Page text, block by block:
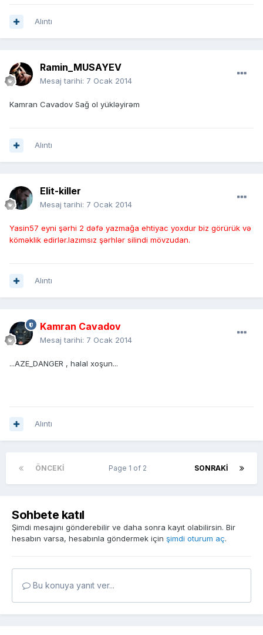
Alıntı
Ramin_MUSAYEV
Mesaj tarihi: 7 Ocak 2014
Kamran Cavadov Sağ ol yükləyirəm
Alıntı
Elit-killer
Mesaj tarihi: 7 Ocak 2014
Yasin57 eyni şərhi 2 dəfə yazmağa ehtiyac yoxdur biz görürük və
köməklik edirlər.lazımsız şərhlər silindi mövzudan.
Alıntı
Kamran Cavadov
Mesaj tarihi: 7 Ocak 2014
...AZE_DANGER , halal xoşun...
Alıntı
ÖNCEKI SONRAKI
Page 1 of 2
Sohbete katıl
Şimdi mesajını gönderebilir ve daha sonra kayıt olabilirsin. Bir
hesabın varsa, hesabınla göndermek için şimdi oturum aç.
Bu konuya yanıt ver...